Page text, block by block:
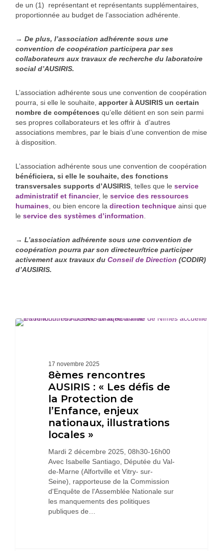
de un (1) représentant et représentants supplémentaires,
proportionnée au budget de l’association adhérente.
→ De plus, l’association adhérente sous une
convention de coopération participera par ses
collaborateurs aux travaux de recherche du laboratoire
social d’AUSIRIS.
L’association adhérente sous une convention de coopération
pourra, si elle le souhaite,apporter à AUSIRIS un certain
nombre de compétences qu’elle détient en son sein parmi
ses propres collaborateurs et les offrir à d’autres
associations membres, par le biais d’une convention de mise
à disposition.
L’association adhérente sous une convention de coopération
bénéficiera, si elle le souhaite, des fonctions
transversales supports d’AUSIRIS, telles que leservice
administratif et financier, leservice des ressources
humaines, ou bien encore ladirection technique ainsi que
leservice des systèmes d’information.
→ L’association adhérente sous une convention de
coopération pourra par son directeur/trice participer
activement aux travaux duConseil de Direction (CODIR)
d’AUSIRIS.
8èmes
illustrations
17 novembre 2025
8èmes rencontres
AUSIRIS : « Les défis de
la Protection de
l’Enfance, enjeux
nationaux, illustrations
locales »
Mardi 2 décembre 2025, 08h30-16h00
Avec Isabelle Santiago, Députée du Val-
de-Marne (Alfortville et Vitry- sur-
Seine), rapporteuse de la Commission
d'Enquête de l'Assemblée Nationale sur
les manquements des politiques
publiques de…